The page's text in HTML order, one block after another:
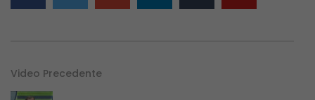
Video Precedente